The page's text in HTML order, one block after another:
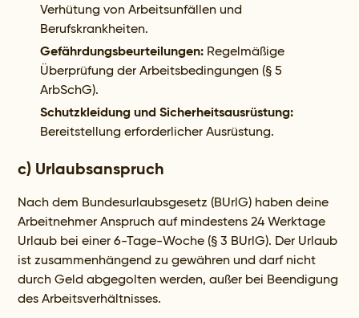
Verhütung von Arbeitsunfällen und
Berufskrankheiten.
Gefährdungsbeurteilungen: Regelmäßige
Überprüfung der Arbeitsbedingungen (§ 5
ArbSchG).
Schutzkleidung und Sicherheitsausrüstung:
Bereitstellung erforderlicher Ausrüstung.
c) Urlaubsanspruch
Nach dem Bundesurlaubsgesetz (BUrlG) haben deine
Arbeitnehmer Anspruch auf mindestens 24 Werktage
Urlaub bei einer 6-Tage-Woche (§ 3 BUrlG). Der Urlaub
ist zusammenhängend zu gewähren und darf nicht
durch Geld abgegolten werden, außer bei Beendigung
des Arbeitsverhältnisses.